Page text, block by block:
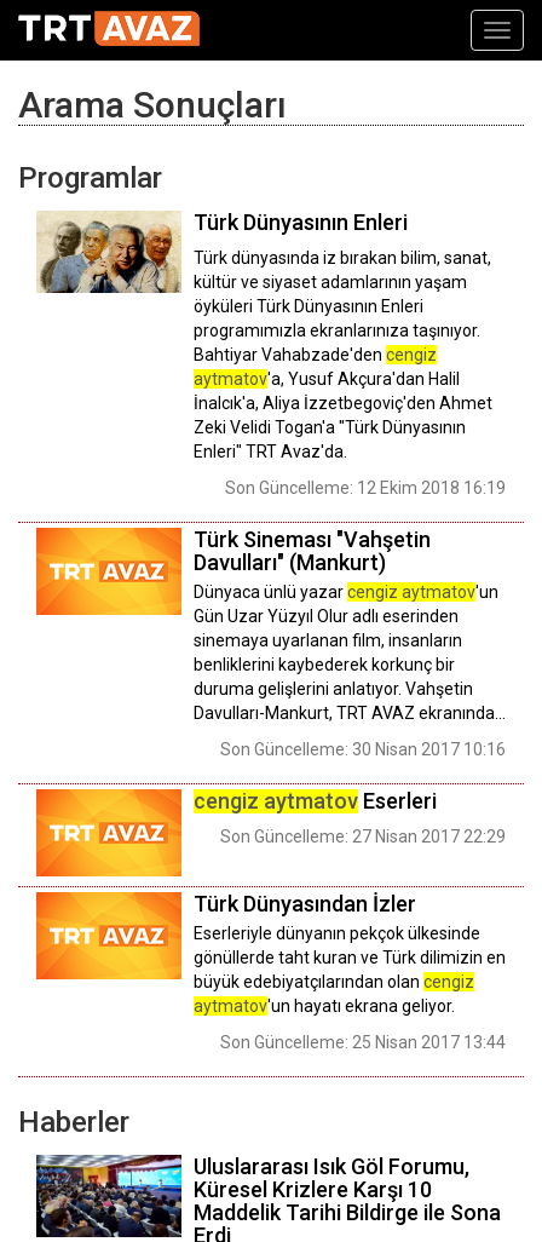
Arama Sonuçları
Programlar
Türk Dünyasının Enleri
Türk dünyasında iz bırakan bilim, sanat,
kültür ve siyaset adamlarının yaşam
öyküleri Türk Dünyasının Enleri
programımızla ekranlarınıza taşınıyor.
Bahtiyar Vahabzade'den cengiz
aytmatov'a, Yusuf Akçura'dan Halil
İnalcık'a, Aliya İzzetbegoviç'den Ahmet
Zeki Velidi Togan'a "Türk Dünyasının
Enleri" TRT Avaz'da.
Son Güncelleme: 12 Ekim 2018 16:19
Türk Sineması "Vahşetin
Davulları" (Mankurt)
Dünyaca ünlü yazarcengiz aytmatov'un
Gün Uzar Yüzyıl Olur adlı eserinden
sinemaya uyarlanan film, insanların
benliklerini kaybederek korkunç bir
duruma gelişlerini anlatıyor. Vahşetin
Davulları-Mankurt, TRT AVAZ ekranında...
Son Güncelleme: 30 Nisan 2017 10:16
cengiz aytmatov Eserleri
Son Güncelleme: 27 Nisan 2017 22:29
Türk Dünyasından İzler
Eserleriyle dünyanın pekçok ülkesinde
gönüllerde taht kuran ve Türk dilimizin en
büyük edebiyatçılarından olan cengiz
aytmatov'un hayatı ekrana geliyor.
Son Güncelleme: 25 Nisan 2017 13:44
Haberler
Uluslararası Isık Göl Forumu,
Küresel Krizlere Karşı 10
Maddelik Tarihi Bildirge ile Sona
Erdi